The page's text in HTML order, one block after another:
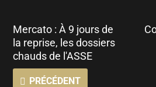
Mercato : À 9 jours de
la reprise, les dossiers
chauds de l'ASSE
PRÉCÉDENT